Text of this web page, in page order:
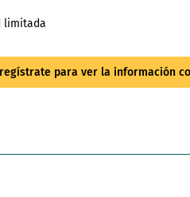
limitada
para ver la información